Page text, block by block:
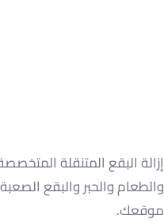
إزالة البقع المتنقلة
والطعام والحبر والبقع
موقعك.